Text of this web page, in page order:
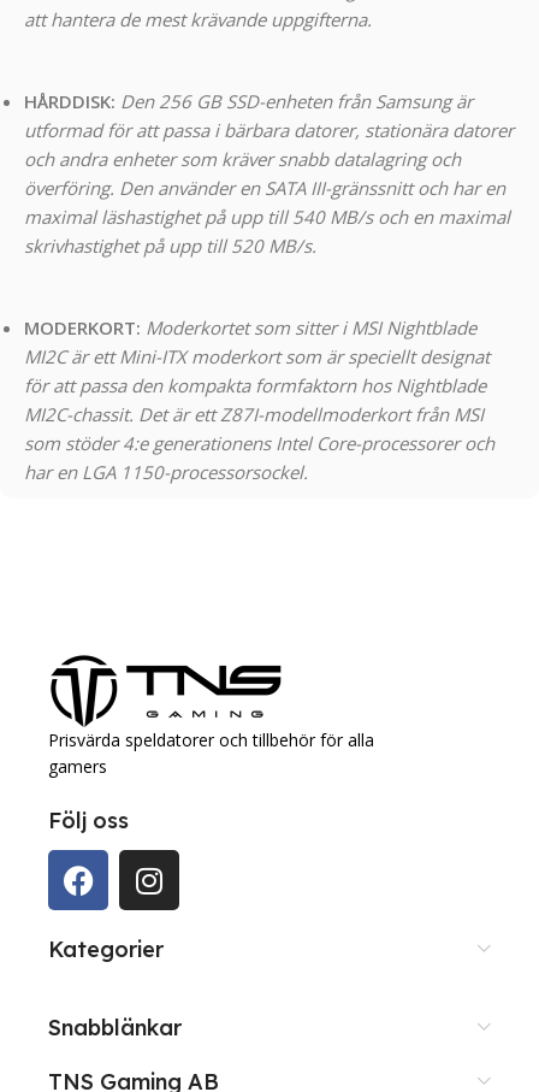
att hantera de mest krävande uppgifterna.
HÅRDDISK: Den 256 GB SSD-enheten från Samsung är
utformad för att passa i bärbara datorer, stationära datorer
och andra enheter som kräver snabb datalagring och
överföring. Den använder en SATA III-gränssnitt och har en
maximal läshastighet på upp till 540 MB/s och en maximal
skrivhastighet på upp till 520 MB/s.
MODERKORT: Moderkortet som sitter i MSI Nightblade
MI2C är ett Mini-ITX moderkort som är speciellt designat
för att passa den kompakta formfaktorn hos Nightblade
MI2C-chassit. Det är ett Z87I-modellmoderkort från MSI
som stöder 4:e generationens Intel Core-processorer och
har en LGA 1150-processorsockel.
Prisvärda speldatorer och tillbehör för alla
gamers
Följ oss
Kategorier
Snabblänkar
TNS Gaming AB